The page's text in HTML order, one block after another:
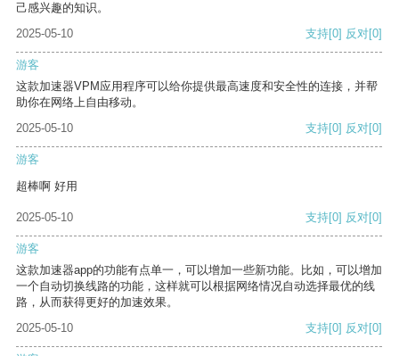
己感兴趣的知识。
2025-05-10
支持[0] 反对[0]
游客
这款加速器VPM应用程序可以给你提供最高速度和安全性的连接，并帮
助你在网络上自由移动。
2025-05-10
支持[0] 反对[0]
游客
超棒啊 好用
2025-05-10 支持[0] 反对[0]
游客
这款加速器app的功能有点单一，可以增加一些新功能。比如，可以增加
一个自动切换线路的功能，这样就可以根据网络情况自动选择最优的线
路，从而获得更好的加速效果。
2025-05-10
支持[0] 反对[0]